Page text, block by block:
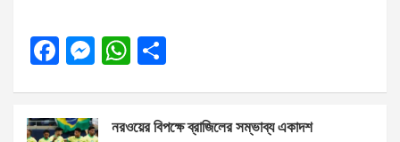
F
M W
নরওয়ের বিপক্ষে ব্রাজিলের সম্ভাব্য একাদশ